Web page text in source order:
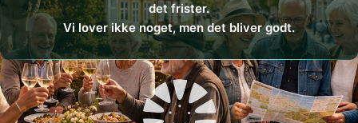
det frister.
Vi lover ikke noget, men det bliver godt.